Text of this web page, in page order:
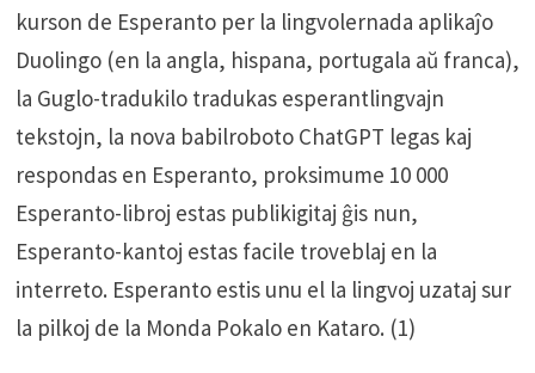
kurson de Esperanto per la lingvolernada aplikaĵo
Duolingo (en la angla, hispana, portugala aŭ franca),
la Guglo-tradukilo tradukas esperantlingvajn
tekstojn, la nova babilroboto ChatGPT legas kaj
respondas en Esperanto, proksimume 10 000
Esperanto-libroj estas publikigitaj ĝis nun,
Esperanto-kantoj estas facile troveblaj en la
interreto. Esperanto estis unu el la lingvoj uzataj sur
la pilkoj de la Monda Pokalo en Kataro. (1)